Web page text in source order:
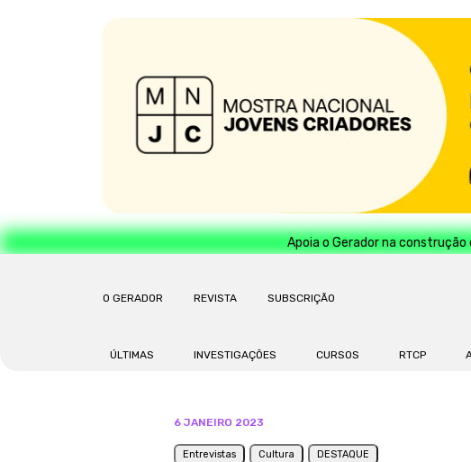
Apoia o Gerador na
O GERADOR REVISTA
SUBSCRIÇÃO
ÚLTIMAS INVESTIGAÇÕES CURSOS RTCP
6 JANEIRO 2023
Entrevistas Cultura DESTAQUE